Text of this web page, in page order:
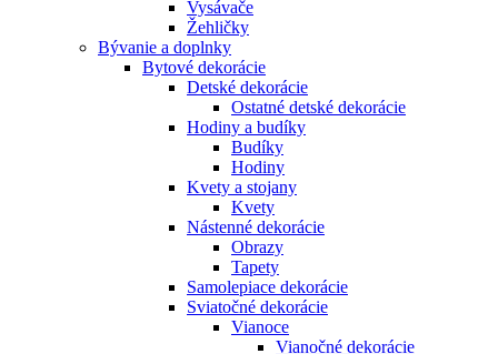
Vysávače
Žehličky
Bývanie a doplnky
Bytové dekorácie
Detské dekorácie
Ostatné detské dekorácie
Hodiny a budíky
Budíky
Hodiny
Kvety a stojany
Kvety
Nástenné dekorácie
Obrazy
Tapety
Samolepiace dekorácie
Sviatočné dekorácie
Vianoce
Vianočné dekorácie